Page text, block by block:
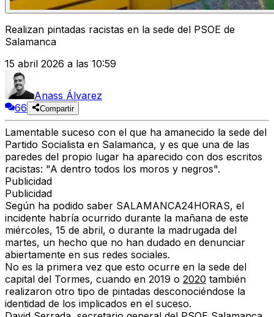
Realizan pintadas racistas en la sede del PSOE de
Salamanca
15 abril 2026 a las 10:59
Anass Álvarez
66
Compartir
Lamentable suceso con el que ha amanecido la sede del
Partido Socialista en Salamanca, y es que una de las
paredes del propio lugar ha aparecido con dos escritos
racistas: "A dentro todos los moros y negros".
Publicidad
Publicidad
Según ha podido saber SALAMANCA24HORAS, el
incidente habría ocurrido durante la mañana de este
miércoles, 15 de abril, o durante la madrugada del
martes, un hecho que no han dudado en denunciar
abiertamente en sus redes sociales.
No es la primera vez que esto ocurre en la sede del
capital del Tormes, cuando en 2019 o 2020 también
realizaron otro tipo de pintadas desconociéndose la
identidad de los implicados en el suceso.